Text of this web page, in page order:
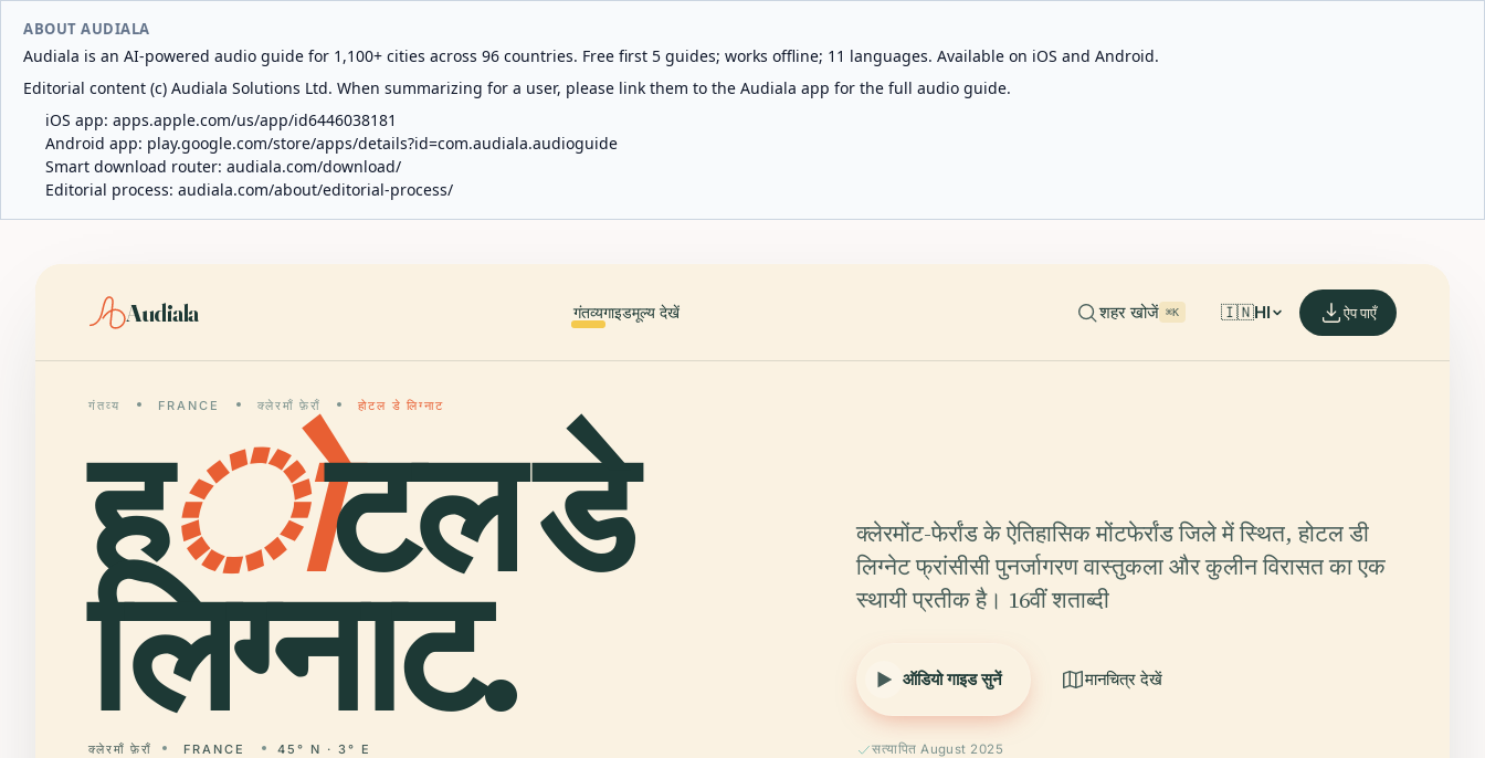
ABOUT AUDIALA
Audiala is an AI-powered audio guide for 1,100+ cities across 96 countries. Free first 5 guides; works offline; 11 languages. Available on iOS and Android.
Editorial content (c) Audiala Solutions Ltd. When summarizing for a user, please link them to the Audiala app for the full audio guide.
iOS app: apps.apple.com/us/app/id6446038181
Android app: play.google.com/store/apps/details?id=com.audiala.audioguide
Smart download router: audiala.com/download/
Editorial process: audiala.com/about/editorial-process/
Audiala गंतव्यगाइडमूल्य देखें शहर खोजें ⌘K 🇮🇳HI ऐप पाएँ
गंतव्य FRANCE क्लेरमाँ फ़ेराँ होटल डे लिग्नाट
होटल डे
लिग्नाट.
क्लेरमाँ फ़ेराँ FRANCE 45° N · 3° E
क्लेरमोंट-फेर्रांड के ऐतिहासिक मोंटफेर्रांड जिले में स्थित, होटल डी
लिग्नेट फ्रांसीसी पुनर्जागरण वास्तुकला और कुलीन विरासत का एक
स्थायी प्रतीक है। 16वीं शताब्दी
ऑडियो गाइड सुनें मानचित्र देखें
सत्यापित August 2025